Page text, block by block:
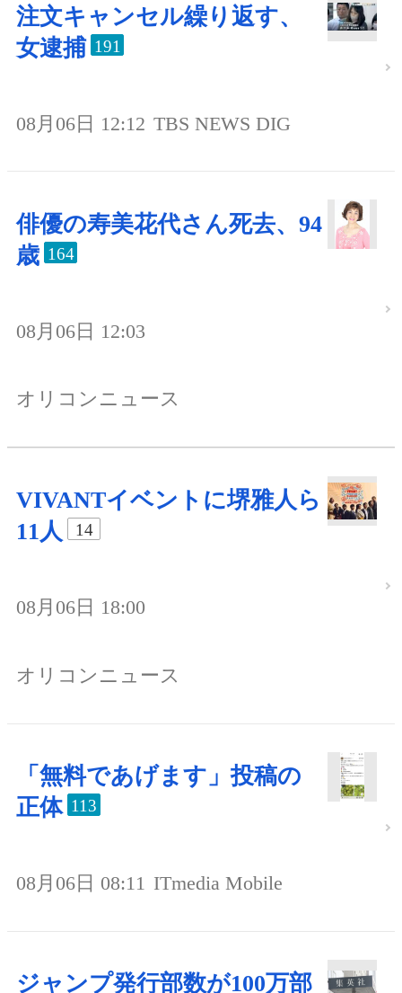
注文キャンセル繰り返す、
女逮捕 191
08月06日 12:12 TBS NEWS DIG
俳優の寿美花代さん死去、94
歳 164
08月06日 12:03
オリコンニュース
VIVANTイベントに堺雅人ら
11人
14
08月06日 18:00
オリコンニュース
「無料であげます」投稿の
正体 113
08月06日 08:11 ITmedia Mobile
ジャンプ発行部数が100万部